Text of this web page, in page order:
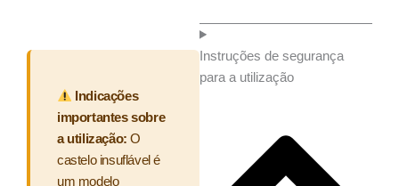
Indicações
importantes sobre
a utilização: O
castelo insuflável é
um modelo
Instruções de segurança
para a utilização